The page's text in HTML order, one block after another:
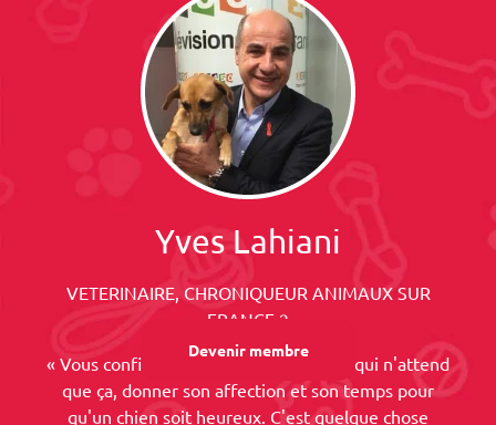
Devenir membre
Yves Lahiani
VETERINAIRE, CHRONIQUEUR ANIMAUX SUR
FRANCE 2
« Vous confiez votre chien à quelqu'un qui n'attend
que ça, donner son affection et son temps pour
qu'un chien soit heureux. C'est quelque chose